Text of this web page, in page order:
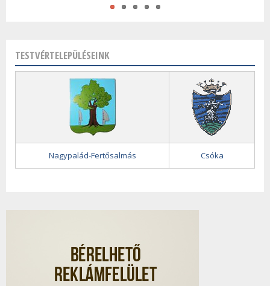
TESTVÉRTELEPÜLÉSEINK
Nagypalád-Fertősalmás Csóka